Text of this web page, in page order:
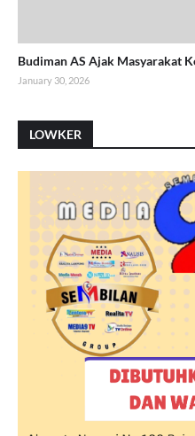
Budiman AS Ajak Masyarakat
January 30, 2026
LOWKER